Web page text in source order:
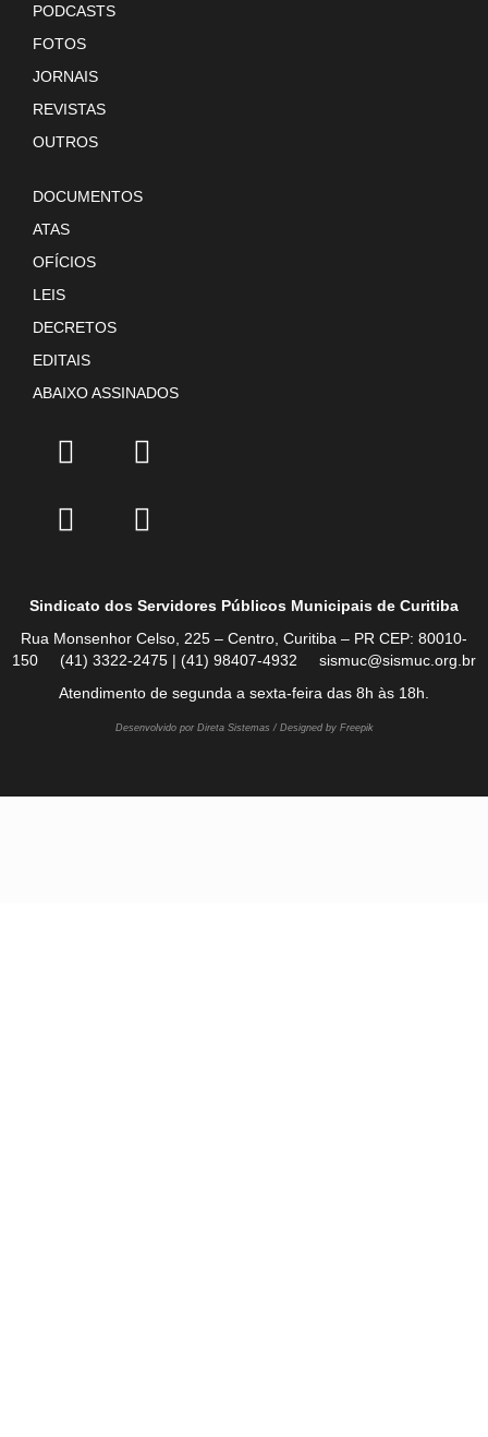
PODCASTS
FOTOS
JORNAIS
REVISTAS
OUTROS
DOCUMENTOS
ATAS
OFÍCIOS
LEIS
DECRETOS
EDITAIS
ABAIXO ASSINADOS
Sindicato dos Servidores Públicos Municipais de Curitiba
Rua Monsenhor Celso, 225 – Centro, Curitiba – PR CEP: 80010-
150 (41) 3322-2475 | (41) 98407-4932 sismuc@sismuc.org.br
Atendimento de segunda a sexta-feira das 8h às 18h.
Desenvolvido por Direta Sistemas / Designed by Freepik